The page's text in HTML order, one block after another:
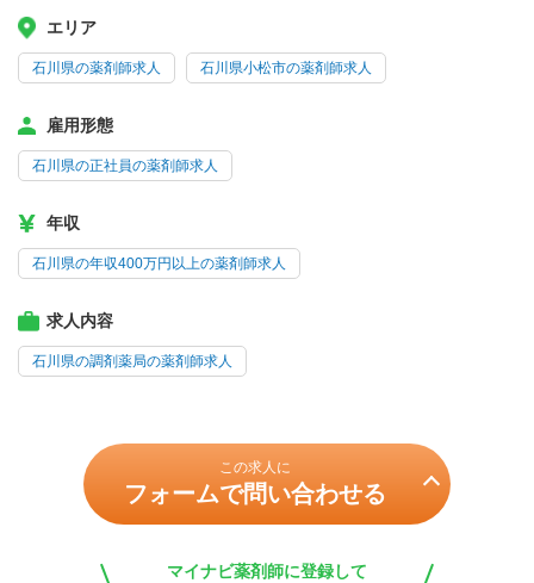
エリア
石川県の薬剤師求人 石川県小松市の薬剤師求人
雇用形態
石川県の正社員の薬剤師求人
年収
石川県の年収400万円以上の薬剤師求人
求人内容
石川県の調剤薬局の薬剤師求人
この求人に
フォームで問い合わせる
マイナビ薬剤師に登録して